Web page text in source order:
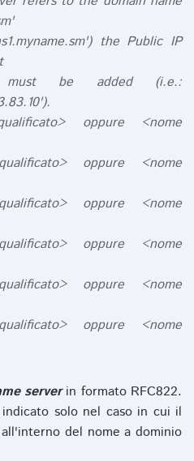
the Public IP
be added (i.e.:
oppure <nome
oppure <nome
oppure <nome
oppure <nome
oppure <nome
oppure <nome
serverin formato RFC822.
solo nel caso in cui il
del nome a dominio